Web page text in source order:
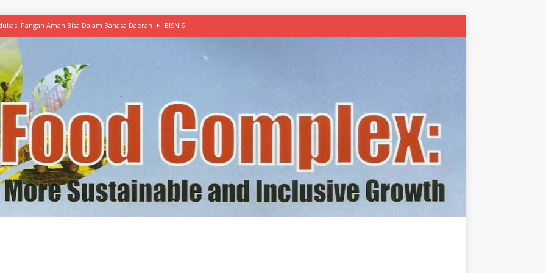
Pangan Aman Bisa Dalam Bahasa Daerah BISNIS
Mulai Ekspansi, IKEA dan MSC Dukung Seafood Berkelanjutan
Free Versi Healthy Choice, Tepung Talas Kimpul Pilihan Menu Sehat
Latih Olah Singkong, KKN Universitas Lampung Kenalkan Sosmocaf
Makanan dengan McCormick, Ciptakan Raksasa Rp1.100 Triliun